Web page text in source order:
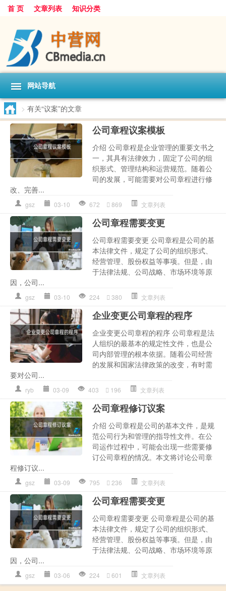
首 页 文章列表 知识分类
网站导航
> 有关“议案”的文章
公司章程议案模板
介绍 公司章程是企业管理的重要文书之
一，其具有法律效力，固定了公司的组
织形式、管理结构和运营规范。随着公
司的发展，可能需要对公司章程进行修
改、完善...
gsz 03-10 672 869 文章列表
公司章程需要变更
公司章程需要变更 公司章程是公司的基
本法律文件，规定了公司的组织形式、
经营管理、股份权益等事项。但是，由
于法律法规、公司战略、市场环境等原
因，公司...
gsz 03-10 224 380 文章列表
企业变更公司章程的程序
企业变更公司章程的程序 公司章程是法
人组织的最基本的规定性文件，也是公
司内部管理的根本依据。随着公司经营
的发展和国家法律政策的改变，有时需
要对公司...
ryb 03-09 403 196 文章列表
公司章程修订议案
介绍 公司章程是公司的基本文件，是规
范公司行为和管理的指导性文件。在公
司运作过程中，可能会出现一些需要修
订公司章程的情况。本文将讨论公司章
程修订议...
gsz 03-09 795 236 文章列表
公司章程需要变更
公司章程需要变更 公司章程是公司的基
本法律文件，规定了公司的组织形式、
经营管理、股份权益等事项。但是，由
于法律法规、公司战略、市场环境等原
因，公司...
gsz 03-06 224 601 文章列表